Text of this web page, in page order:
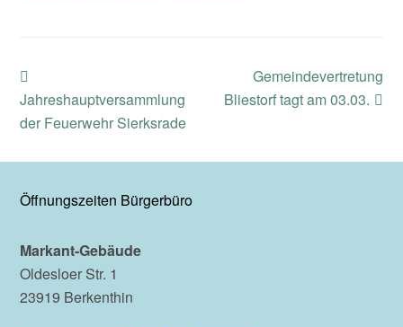
post:
Jahreshauptversammlung
der Feuerwehr Sierksrade
next
post:
Gemeindevertretung
Bliestorf tagt am 03.03.
Öffnungszeiten Bürgerbüro
Markant-Gebäude
Oldesloer Str. 1
23919 Berkenthin